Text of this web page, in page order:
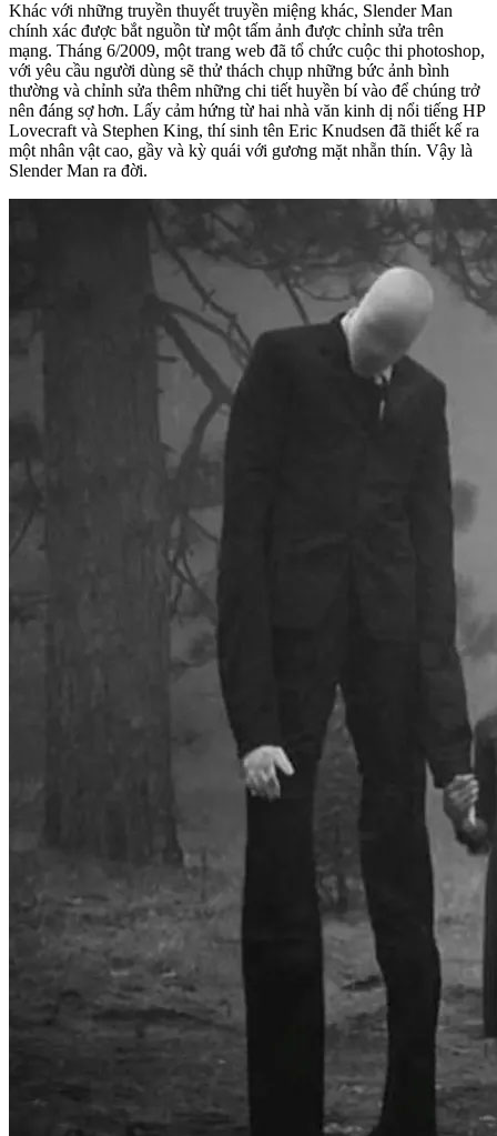
Khác với những truyền thuyết truyền miệng khác, Slender Man
chính xác được bắt nguồn từ một tấm ảnh được chỉnh sửa trên
mạng. Tháng 6/2009, một trang web đã tổ chức cuộc thi photoshop,
với yêu cầu người dùng sẽ thử thách chụp những bức ảnh bình
thường và chỉnh sửa thêm những chi tiết huyền bí vào để chúng trở
nên đáng sợ hơn. Lấy cảm hứng từ hai nhà văn kinh dị nổi tiếng HP
Lovecraft và Stephen King, thí sinh tên Eric Knudsen đã thiết kế ra
một nhân vật cao, gầy và kỳ quái với gương mặt nhẵn thín. Vậy là
Slender Man ra đời.